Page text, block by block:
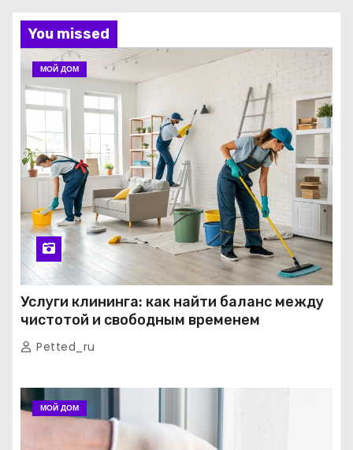
You missed
МОЙ ДОМ
Услуги клининга: как найти баланс между
чистотой и свободным временем
Petted_ru
МОЙ ДОМ